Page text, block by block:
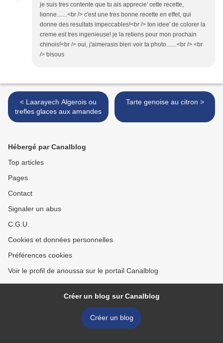
je suis tres contente que tu ais apprecie' cette recette,
lionne.......<br /> c'est une tres bonne recette en effet, qui
donne des resultats impeccables!<br /> ton idee' de colorer la
creme est tres ingenieuse! je la retiens pour mon prochain
chinois!<br /> oui, j'aimerasis bien voir ta photo.......<br /> <br
/> bisous
< Laarayech Algerois ou
trefles glaces aux amandes
Tarte genoise au citron >
Hébergé par Canalblog
Top articles
Pages
Contact
Signaler un abus
C.G.U.
Cookies et données personnelles
Préférences cookies
Voir le profil de anoussa sur le portail Canalblog
Créer un blog sur Canalblog
Créer un blog